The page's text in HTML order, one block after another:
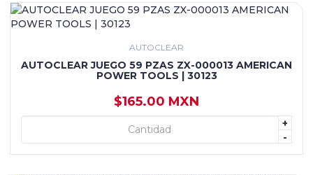
AUTOCLEAR
AUTOCLEAR JUEGO 59 PZAS ZX-000013 AMERICAN
POWER TOOLS | 30123
$165.00 MXN
+
-
+ AGREGAR